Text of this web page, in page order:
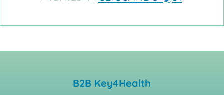
B2B Key4Health